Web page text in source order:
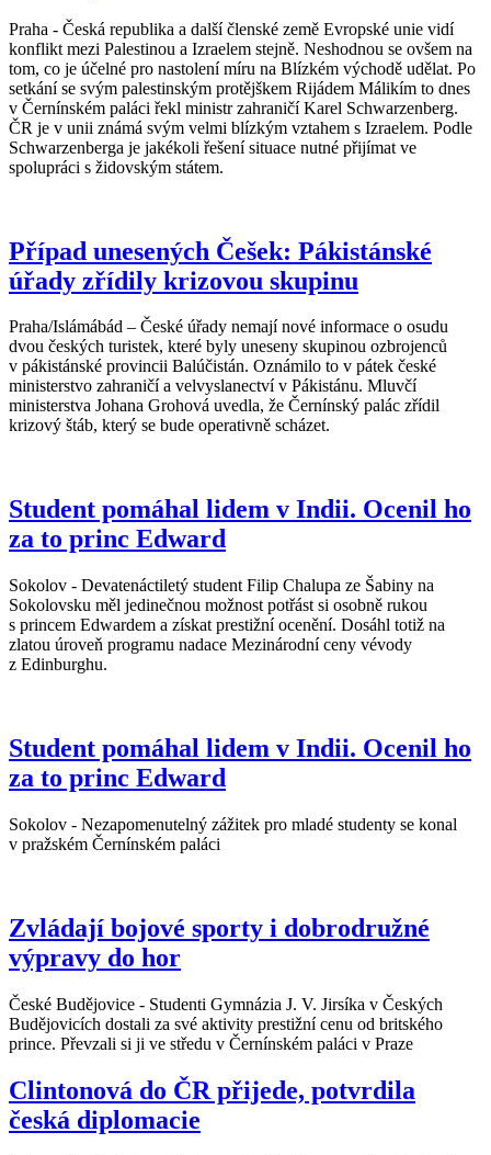
Praha - Česká republika a další členské země Evropské unie vidí
konflikt mezi Palestinou a Izraelem stejně. Neshodnou se ovšem na
tom, co je účelné pro nastolení míru na Blízkém východě udělat. Po
setkání se svým palestinským protějškem Rijádem Málikím to dnes
v Černínském paláci řekl ministr zahraničí Karel Schwarzenberg.
ČR je v unii známá svým velmi blízkým vztahem s Izraelem. Podle
Schwarzenberga je jakékoli řešení situace nutné přijímat ve
spolupráci s židovským státem.
Případ unesených Češek: Pákistánské
úřady zřídily krizovou skupinu
Praha/Islámábád – České úřady nemají nové informace o osudu
dvou českých turistek, které byly uneseny skupinou ozbrojenců
v pákistánské provincii Balúčistán. Oznámilo to v pátek české
ministerstvo zahraničí a velvyslanectví v Pákistánu. Mluvčí
ministerstva Johana Grohová uvedla, že Černínský palác zřídil
krizový štáb, který se bude operativně scházet.
Student pomáhal lidem v Indii. Ocenil ho
za to princ Edward
Sokolov - Devatenáctiletý student Filip Chalupa ze Šabiny na
Sokolovsku měl jedinečnou možnost potřást si osobně rukou
s princem Edwardem a získat prestižní ocenění. Dosáhl totiž na
zlatou úroveň programu nadace Mezinárodní ceny vévody
z Edinburghu.
Student pomáhal lidem v Indii. Ocenil ho
za to princ Edward
Sokolov - Nezapomenutelný zážitek pro mladé studenty se konal
v pražském Černínském paláci
Zvládají bojové sporty i dobrodružné
výpravy do hor
České Budějovice - Studenti Gymnázia J. V. Jirsíka v Českých
Budějovicích dostali za své aktivity prestižní cenu od britského
prince. Převzali si ji ve středu v Černínském paláci v Praze
Clintonová do ČR přijede, potvrdila
česká diplomacie